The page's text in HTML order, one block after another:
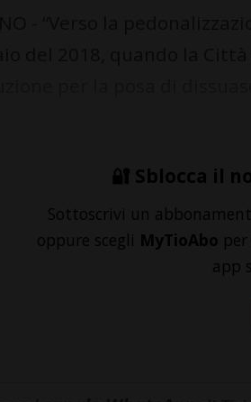
🔐 Sblocca il
Sottoscrivi un
oppure scegli MyTioAbo
app